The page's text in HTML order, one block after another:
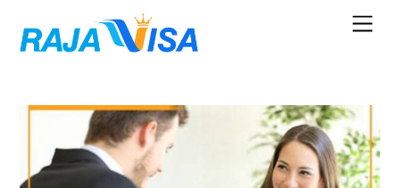
content